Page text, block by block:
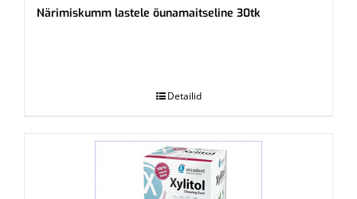
Närimiskumm lastele õunamaitseline 30tk
Detailid